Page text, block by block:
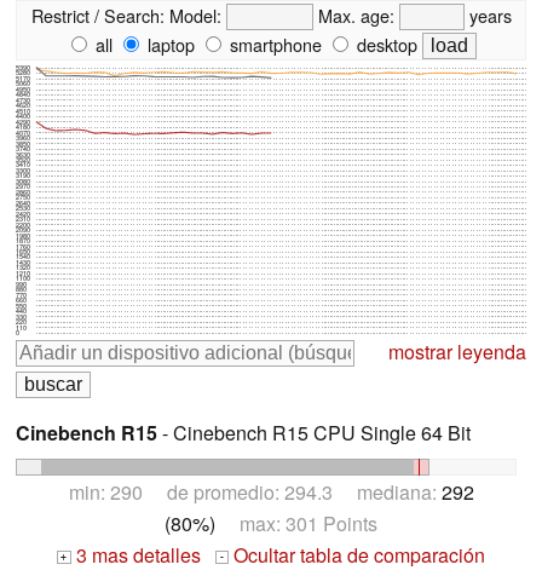
Restrict / Search: Model: Max. age:
years
all
laptop smartphone desktop
0
110
220
330
440
550
660
770
880
990
1100
1210
1320
1430
1540
1650
1760
1870
1980
2090
2200
2310
2420
2530
2640
2750
2860
2970
3080
3190
3300
3410
3520
3630
3740
3850
3960
4070
4180
4290
4400
4510
4620
4730
4840
4950
5060
5170
5280
5390
mostrar leyenda
Cinebench R15- Cinebench R15 CPU Single 64 Bit
min: 290 de promedio: 294.3 mediana: 292
(80%) max: 301 Points
+ 3 mas detalles - Ocultar tabla de comparación